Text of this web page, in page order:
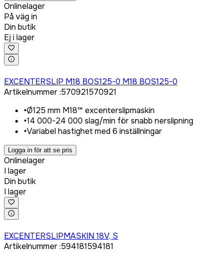
Onlinelager
På väg in
Din butik
Ej i lager
EXCENTERSLIP M18 BOS125-0 M18 BOS125-0
Artikelnummer:570921570921
•Ø125 mm M18™ excenterslipmaskin
•14 000-24 000 slag/min för snabb nerslipning
•Variabel hastighet med 6 inställningar
Logga in för att se pris
Onlinelager
I lager
Din butik
I lager
EXCENTERSLIPMASKIN 18V, S
Artikelnummer:594181594181